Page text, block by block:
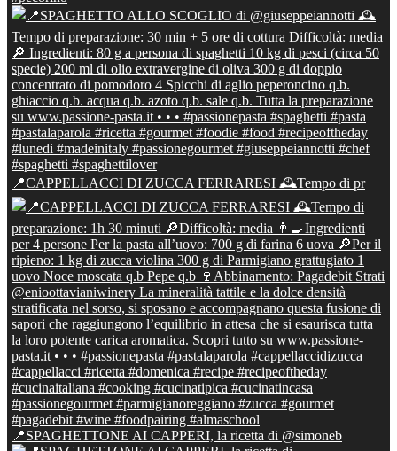
📍CAPPELLACCI DI ZUCCA FERRARESI 🕰Tempo di pr
📍SPAGHETTONE AI CAPPERI, la ricetta di @simoneb